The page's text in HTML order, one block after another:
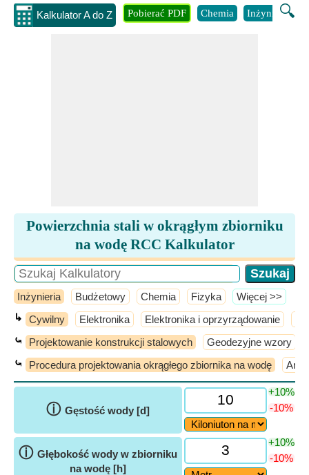
Kalkulator A do Z 🔍
Pobierać PDF Chemia Inżynieria
Powierzchnia stali w okrągłym zbiorniku
na wodę RCC Kalkulator
Inżynieria Budżetowy Chemia Fizyka ​Więcej >>
↳ Cywilny Elektronika Elektronika i oprzyrządowanie
⤿ Projektowanie konstrukcji stalowych Geodezyjne wzory
⤿ Procedura projektowania okrągłego zbiornika na wodę
ⓘ Gęstość wody [d]
+10%
-10%
ⓘ Głębokość wody w zbiorniku
na wodę [h]
+10%
-10%